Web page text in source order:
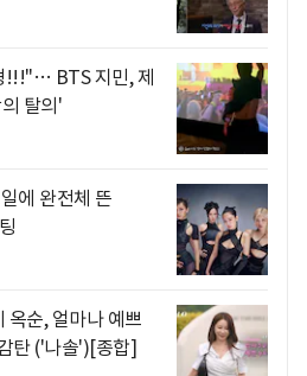
!!!"… BTS 지민, 제
탈의'
에 완전체 뜬
옥순, 얼마나 예쁘
탄 ('나솔')[종합]